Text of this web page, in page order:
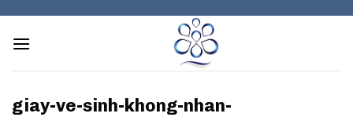
content
giay-ve-sinh-khong-nhan-